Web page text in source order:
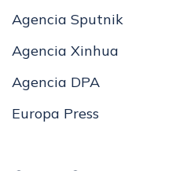
Agencia Sputnik
Agencia Xinhua
Agencia DPA
Europa Press